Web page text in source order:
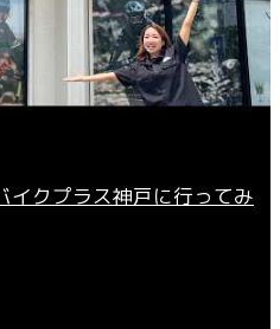
イクプラス神戸に行ってみ